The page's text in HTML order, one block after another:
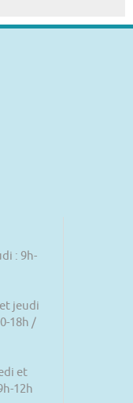
: 9h-
jeudi
18h /
et
12h